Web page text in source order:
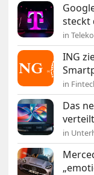
steckt
in
ING
in
Das
verteilt
in